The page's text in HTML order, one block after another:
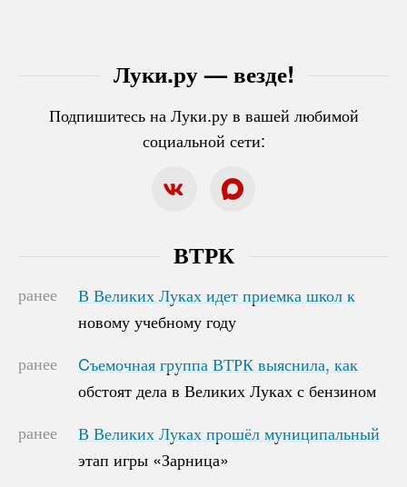
Луки.ру — везде!
Подпишитесь на Луки.ру в вашей любимой
социальной сети:
ВТРК
ранее
В Великих Луках идет приемка школ к
новому учебному году
В Великих Луках идет приемка школ к
новому учебному году
ранее
Cъемочная группа ВТРК выяснила, как
обстоят дела в Великих Луках с бензином
Cъемочная группа ВТРК выяснила, как
обстоят дела в Великих Луках с бензином
ранее
В Великих Луках прошёл муниципальный
этап игры «Зарница»
В Великих Луках прошёл муниципальный
этап игры «Зарница»